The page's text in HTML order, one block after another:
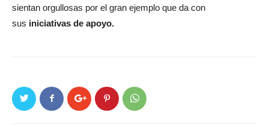
sientan orgullosas por el gran ejemplo que da con
sus iniciativas de apoyo.